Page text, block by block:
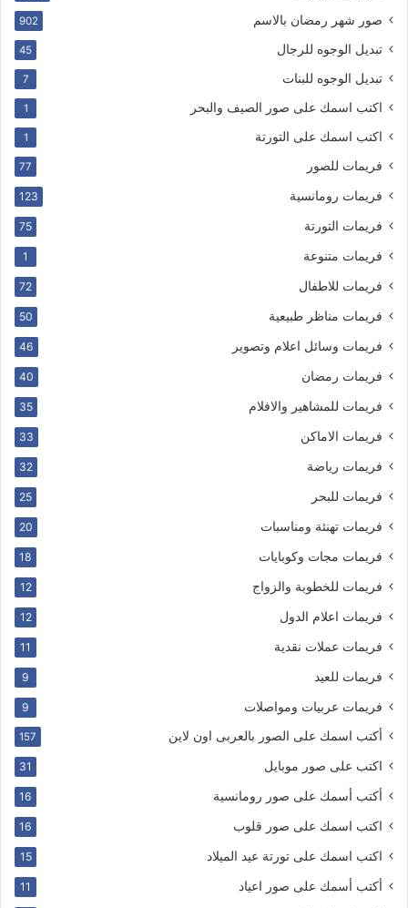
صور شهر رمضان بالاسم 902
تبديل الوجوه للرجال 45
تبديل الوجوه للبنات 7
اكتب اسمك على صور الصيف والبحر 1
اكتب اسمك على التورتة 1
فريمات للصور 77
فريمات رومانسية 123
فريمات التورتة 75
فريمات متنوعة 1
فريمات للاطفال 72
فريمات مناظر طبيعية 50
فريمات وسائل اعلام وتصوير 46
فريمات رمضان 40
فريمات للمشاهير والافلام 35
فريمات الاماكن 33
فريمات رياضة 32
فريمات للبحر 25
فريمات تهنئة ومناسبات 20
فريمات مجات وكوبايات 18
فريمات للخطوبة والزواج 12
فريمات اعلام الدول 12
فريمات عملات نقدية 11
فريمات للعيد 9
فريمات عربيات ومواصلات 9
أكتب اسمك على الصور بالعربى اون لاين 157
اكتب على صور موبايل 31
أكتب أسمك على صور رومانسية 16
اكتب اسمك على صور قلوب 16
اكتب اسمك على تورتة عيد الميلاد 15
أكتب أسمك على صور اعياد 11